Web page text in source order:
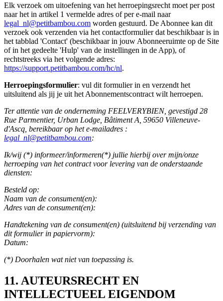
Elk verzoek om uitoefening van het herroepingsrecht moet per post
naar het in artikel 1 vermelde adres of per e-mail naar
legal_nl@petitbambou.com worden gestuurd. De Abonnee kan dit
verzoek ook verzenden via het contactformulier dat beschikbaar is in
het tabblad 'Contact' (beschikbaar in jouw Abonneeruimte op de Site
of in het gedeelte 'Hulp' van de instellingen in de App), of
rechtstreeks via het volgende adres:
https://support.petitbambou.com/hc/nl.
Herroepingsformulier: vul dit formulier in en verzendt het
uitsluitend als jij je uit het Abonnementscontract wilt herroepen.
Ter attentie van de onderneming FEELVERYBIEN, gevestigd 28
Rue Parmentier, Urban Lodge, Bâtiment A, 59650 Villeneuve-
d'Ascq, bereikbaar op het e-mailadres :
legal_nl@petitbambou.com:
Ik/wij (*) informeer/informeren(*) jullie hierbij over mijn/onze
herroeping van het contract voor levering van de onderstaande
diensten:
Besteld op:
Naam van de consument(en):
Adres van de consument(en):
Handtekening van de consument(en) (uitsluitend bij verzending van
dit formulier in papiervorm):
Datum:
(*) Doorhalen wat niet van toepassing is.
11. AUTEURSRECHT EN
INTELLECTUEEL EIGENDOM